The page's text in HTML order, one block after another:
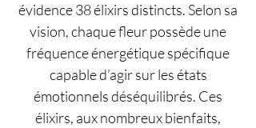
évidence 38 élixirs distincts. Selon sa
vision, chaque fleur possède une
fréquence énergétique spécifique
capable d’agir sur les états
émotionnels déséquilibrés. Ces
élixirs, aux nombreux bienfaits,